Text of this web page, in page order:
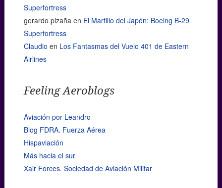
Superfortress
gerardo pizaña en El Martillo del Japón: Boeing B-29
Superfortress
Claudio en Los Fantasmas del Vuelo 401 de Eastern
Airlines
Feeling Aeroblogs
Aviación por Leandro
Blog FDRA. Fuerza Aérea
Hispaviación
Más hacia el sur
Xair Forces. Sociedad de Aviación Militar